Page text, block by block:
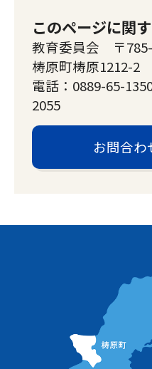
このページに関
教育委員会 〒
梼原町梼原1212-2
電話：0889-65-
2055
お問合わ